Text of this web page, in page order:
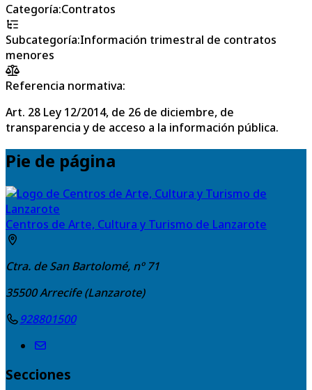
Categoría:Contratos
Subcategoría:Información trimestral de contratos
menores
Referencia normativa:
Art. 28 Ley 12/2014, de 26 de diciembre, de
transparencia y de acceso a la información pública.
Pie de página
Centros de Arte, Cultura y Turismo de Lanzarote
Ctra. de San Bartolomé, nº 71
35500Arrecife (Lanzarote)
928801500
Secciones